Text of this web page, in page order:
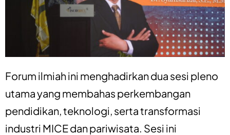
Forum ilmiah ini menghadirkan dua sesi pleno
utama yang membahas perkembangan
pendidikan, teknologi, serta transformasi
industri MICE dan pariwisata. Sesi ini